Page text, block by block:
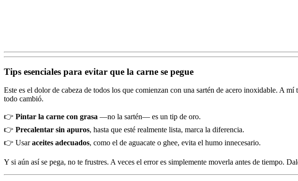
Tips esenciales para evitar que la carne se pegue
Este es el dolor de cabeza de todos los que comienzan con una sartén de acero inoxidable. A
todo cambió.
👉 Pintar la carne con grasa —no la sartén— es un tip de oro.
👉 Precalentar sin apuros, hasta que esté realmente lista, marca la diferencia.
👉 Usaraceites adecuados, como el de aguacate o ghee, evita el humo innecesario.
Y si aún así se pega, no te frustres. A veces el error es simplemente moverla antes de tiempo.